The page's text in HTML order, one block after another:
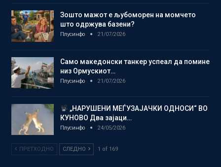
Зошто мажот е љубоморен на момчето
што одржува базени?
Плусинфо 21/07/2026
Само македонски танкер успеал да помине
низ Ормускиот…
Плусинфо 21/07/2026
„НАРУШЕНИ МЕЃУЗАЈАЧКИ ОДНОСИ“ ВО
КУНОВО Два зајаци…
Плусинфо 24/05/2026
ПРЕТХОДНО СЛЕДНО 1 of 169